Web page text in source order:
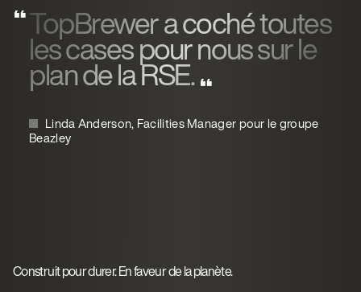
TopBrewer a coché toutes
les cases pour nous sur le
plan de la RSE.
Linda Anderson, Facilities Manager pour le groupe
Beazley
Construit pour durer. En faveur de la planète.